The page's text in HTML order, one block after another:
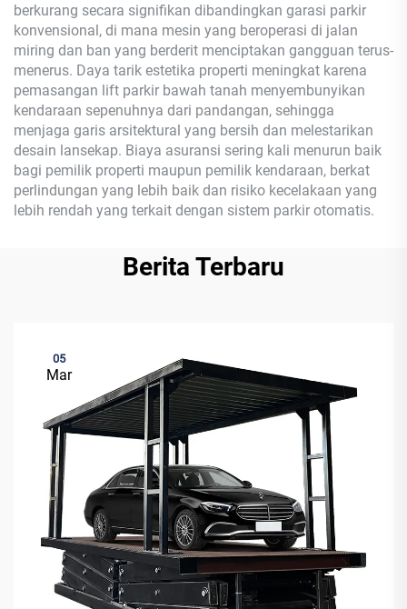
berkurang secara signifikan dibandingkan garasi parkir
konvensional, di mana mesin yang beroperasi di jalan
miring dan ban yang berderit menciptakan gangguan terus-
menerus. Daya tarik estetika properti meningkat karena
pemasangan lift parkir bawah tanah menyembunyikan
kendaraan sepenuhnya dari pandangan, sehingga
menjaga garis arsitektural yang bersih dan melestarikan
desain lansekap. Biaya asuransi sering kali menurun baik
bagi pemilik properti maupun pemilik kendaraan, berkat
perlindungan yang lebih baik dan risiko kecelakaan yang
lebih rendah yang terkait dengan sistem parkir otomatis.
Berita Terbaru
05
Mar